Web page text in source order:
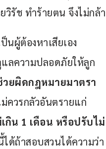
วิรัช ทำร้ายตน จึงไม่กล้า
ผู้ต้องหาเสียเอง
ลความปลอดภัยให้ลูก
ยผิดกฎหมายมาตรา
ควรกลัวอันตรายแก่
กิน 1 เดือน หรือปรับไม่
ด้ถ้าสอบสวนได้ความว่า